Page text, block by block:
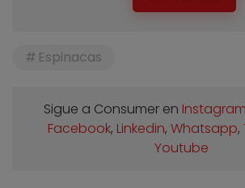
Espinacas
Sigue a Consumer en Instagram
Facebook, Linkedin, Whatsapp,
Youtube